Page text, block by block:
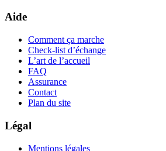
Aide
Comment ça marche
Check-list d’échange
L’art de l’accueil
FAQ
Assurance
Contact
Plan du site
Légal
Mentions légales